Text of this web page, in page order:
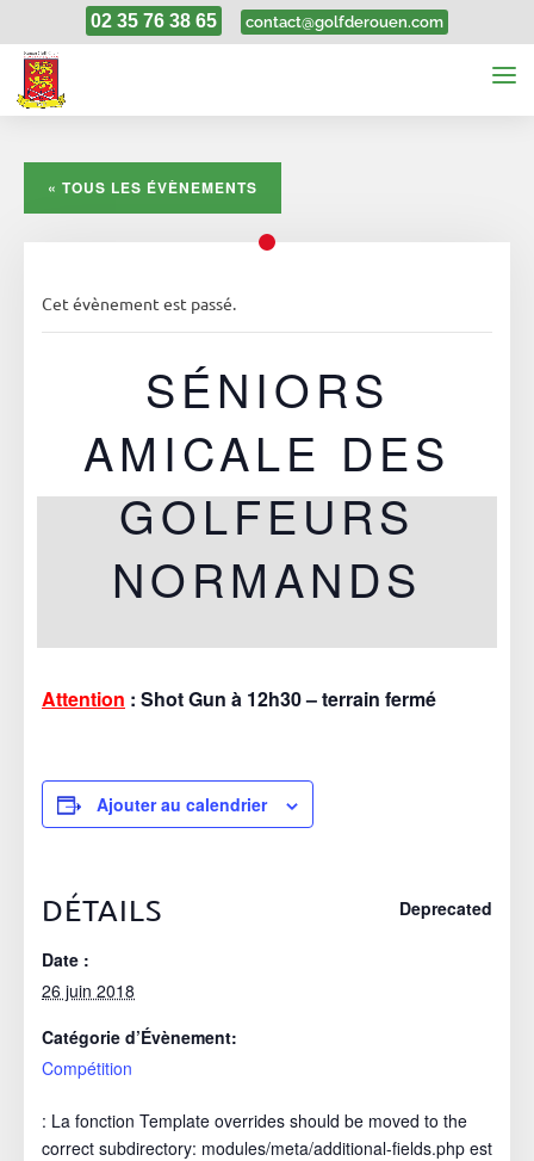
02 35 76 38 65 contact@golfderouen.com
« TOUS LES ÉVÈNEMENTS
Cet évènement est passé.
SÉNIORS
AMICALE DES
GOLFEURS
NORMANDS
Attention : Shot Gun à 12h30 – terrain fermé
Ajouter au calendrier
DÉTAILS
Date :
26 juin 2018
Catégorie d’Évènement:
Compétition
Deprecated
: La fonction Template overrides should be moved to the
correct subdirectory: modules/meta/additional-fields.php est